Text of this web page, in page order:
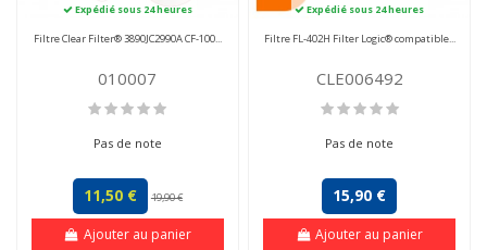
Expédié sous 24 heures
Filtre Clear Filter® 3890JC2990A CF-100...
010007
Pas de note
11,50 € 19,90 €
Ajouter au panier
Expédié sous 24 heures
Filtre FL-402H Filter Logic® compatible...
CLE006492
Pas de note
15,90 €
Ajouter au panier